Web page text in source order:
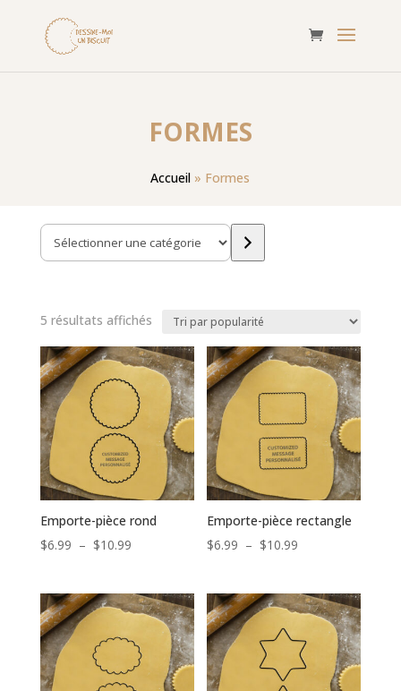
FORMES
Accueil » Formes
Sélectionner
une
5 résultats affichésTrié
popularité
Emporte-pièce rond
$6.99 – $10.99Plage
prix :
$6.99
à
$10.99
Emporte-pièce rectangle
$6.99 – $10.99
prix :
$6.99
à
$10.99